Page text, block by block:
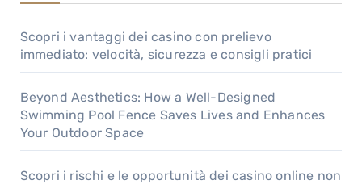
Scopri i vantaggi dei casino con prelievo
immediato: velocità, sicurezza e consigli pratici
Beyond Aesthetics: How a Well-Designed
Swimming Pool Fence Saves Lives and Enhances
Your Outdoor Space
Scopri i rischi e le opportunità dei casino online non